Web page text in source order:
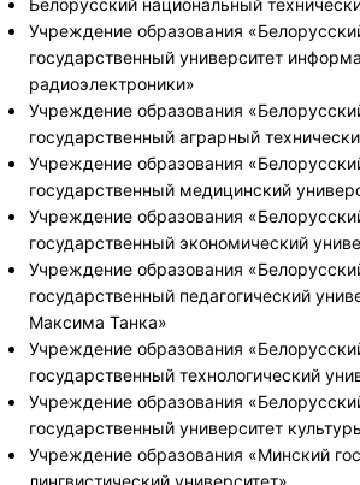
Белорусский национальный
Учреждение образования
государственный университет
радиоэлектроники»
Учреждение образования
государственный аграрный
Учреждение образования
государственный медицинский
Учреждение образования
государственный экономический
Учреждение образования
государственный педагогический
Максима Танка»
Учреждение образования
государственный технологический
Учреждение образования
государственный университет
Учреждение образования «Минский
лингвистический университет»